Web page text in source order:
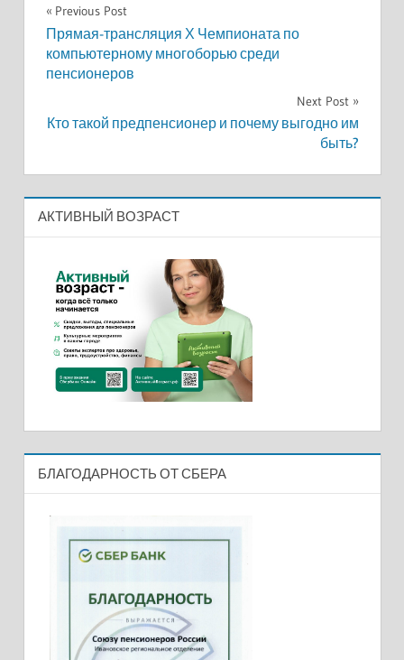
Навигация
по
записям
Previous Post
Прямая-трансляция Х Чемпионата по
компьютерному многоборью среди
пенсионеров
Next Post
Кто такой предпенсионер и почему выгодно им
быть?
АКТИВНЫЙ ВОЗРАСТ
БЛАГОДАРНОСТЬ ОТ СБЕРА